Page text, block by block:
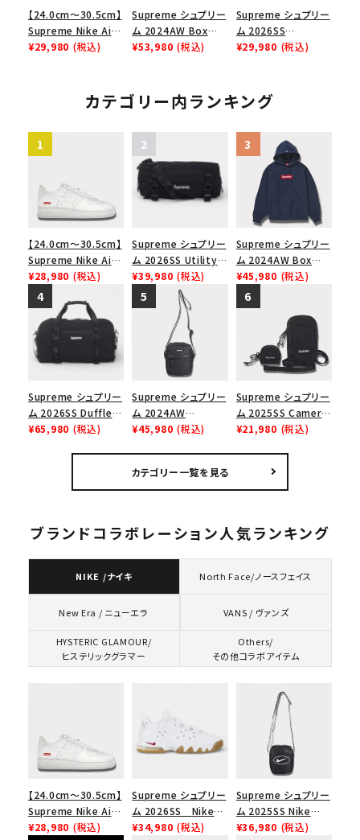
【24.0cm～30.5cm】
Supreme Nike Air
Force 1 Low シュプ
ューズ ブラック
¥29,980 (税込)
Supreme シュプリー
ム 2024AW Box
Logo Hooded
ブラック 黒
¥53,980 (税込)
Supreme シュプリー
ム 2026SS
Shoulder Bag ショ
¥29,980 (税込)
カテゴリー内ランキング
【24.0cm～30.5cm】
Supreme Nike Air
Force 1 Low シュプ
リーム ナイキエアフォ
ース１スニーカー シ
ューズ ホワイト
¥28,980 (税込)
Supreme シュプリー
ム 2026SS Utility
Bag ユーティリティ
バッグ ブラック
¥39,980 (税込)
Supreme シュプリー
ム 2024AW Box
Logo Hooded
Sweatshirt ボック
スロゴフードパーカー
ネイビー 紺
¥45,980 (税込)
Supreme シュプリー
ム 2026SS Duffle
Bag ダッフルバッグ
¥65,980 (税込)
Supreme シュプリー
ム 2024AW
Leather Shoulder
¥45,980 (税込)
Supreme シュプリー
ム 2025SS Camera
Bag + Mini Pouch
¥21,980 (税込)
カテゴリー一覧を見る
ブランドコラボレーション人気ランキング
NIKE /ナイキ North Face/ノースフェイス
New Era / ニューエラ VANS / ヴァンズ
HYSTERIC GLAMOUR/
ヒステリックグラマー
Others/
その他コラボアイテム
【24.0cm～30.5cm】
Supreme Nike Air
Force 1 Low シュプ
¥28,980 (税込)
Supreme シュプリー
ム 2026SS Nike
SB Air Max 2 CB 94
¥34,980 (税込)
Supreme シュプリー
ム 2025SS Nike
Leather Shoulder
¥36,980 (税込)